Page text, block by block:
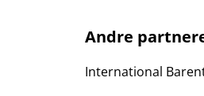
Andre
International